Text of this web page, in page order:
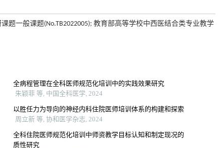
题一般课题(No.TB2022005); 教育部高等学校中西医结合类专业教学